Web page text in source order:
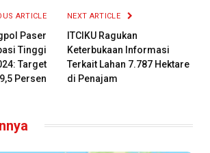
ARTICLE
Paser
Tinggi
Target
Persen
NEXT ARTICLE
ITCIKU Ragukan
Keterbukaan Informasi
Terkait Lahan 7.787 Hektare
di Penajam